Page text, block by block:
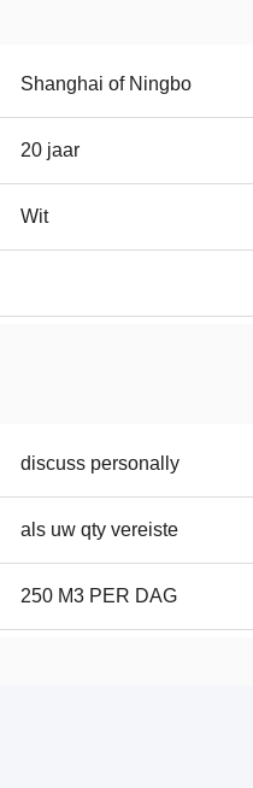
Shanghai of Ningbo
20 jaar
Wit
discuss personally
als uw qty vereiste
250 M3 PER DAG